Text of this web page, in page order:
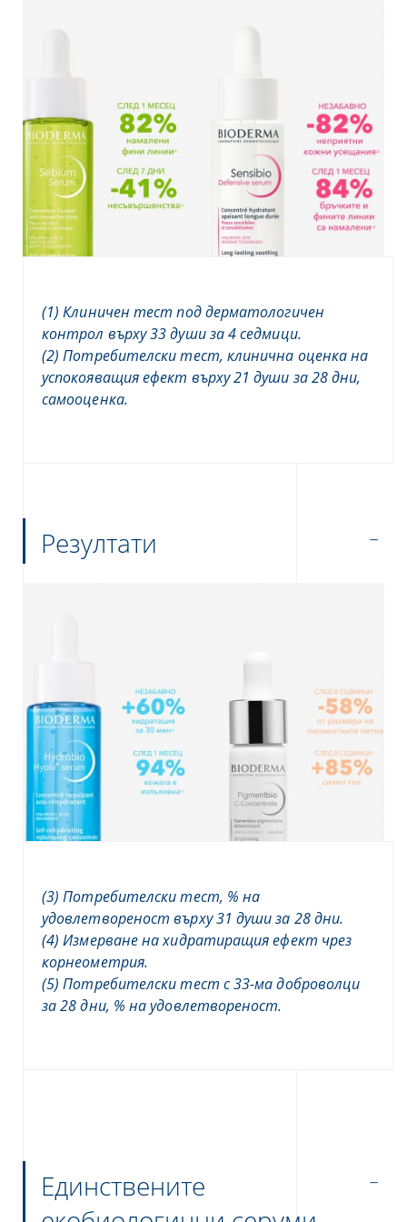
(1) Клиничен тест под дерматологичен
контрол върху 33 души за 4 седмици.
(2) Потребителски тест, клинична оценка на
успокояващия ефект върху 21 души за 28 дни,
самооценка.
Резултати
(3) Потребителски тест, % на
удовлетвореност върху 31 души за 28 дни.
(4) Измерване на хидратиращия ефект чрез
корнеометрия.
(5) Потребителски тест с 33-ма доброволци
за 28 дни, % на удовлетвореност.
Единствените